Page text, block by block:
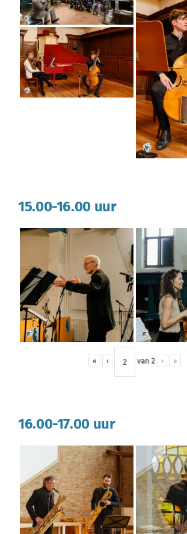
15.00-16.00 uur
« ‹ van 2 › »
16.00-17.00 uur